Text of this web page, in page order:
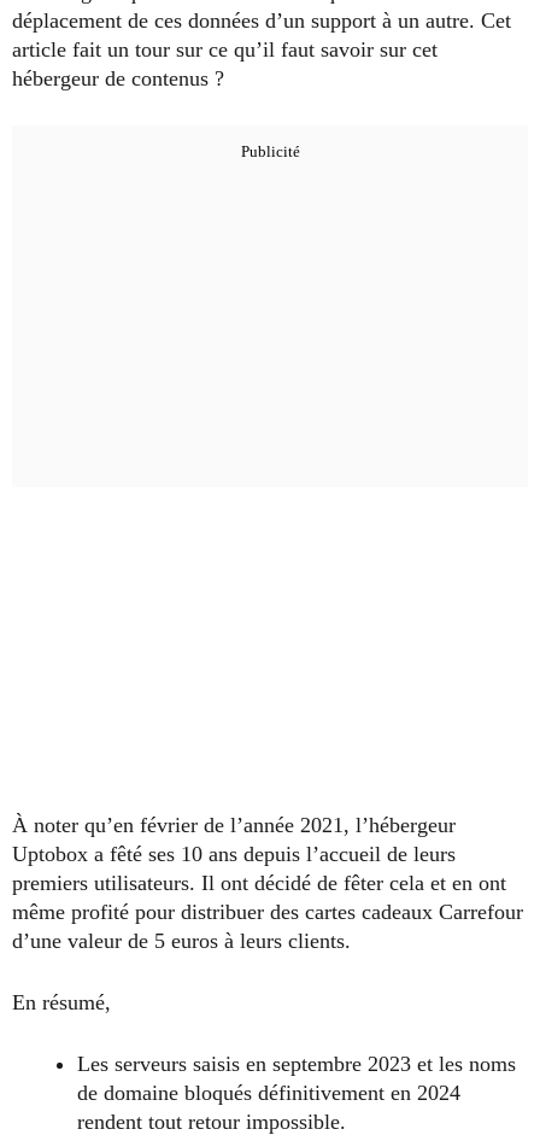
déplacement de ces données d’un support à un autre. Cet
article fait un tour sur ce qu’il faut savoir sur cet
hébergeur de contenus ?
À noter qu’en février de l’année 2021, l’hébergeur
Uptobox a fêté ses 10 ans depuis l’accueil de leurs
premiers utilisateurs. Il ont décidé de fêter cela et en ont
même profité pour distribuer des cartes cadeaux Carrefour
d’une valeur de 5 euros à leurs clients.
En résumé,
Les serveurs saisis en septembre 2023 et les noms
de domaine bloqués définitivement en 2024
rendent tout retour impossible.